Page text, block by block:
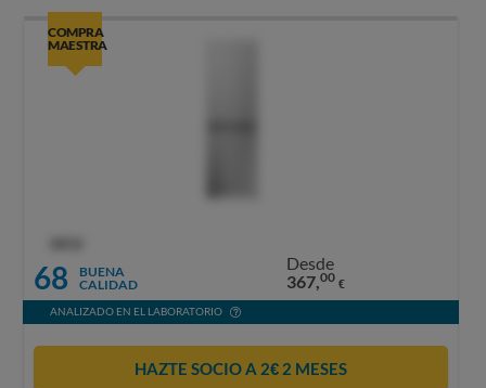
COMPRA
MAESTRA
68
BUENA
CALIDAD
Desde
367,00 €
ANALIZADO EN EL LABORATORIO
HAZTE SOCIO A 2€ 2 MESES